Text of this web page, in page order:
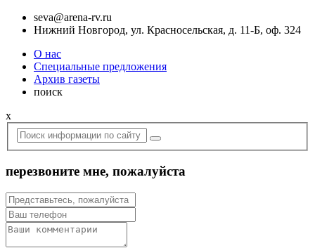
seva@arena-rv.ru
Нижний Новгород, ул. Красносельская, д. 11-Б, оф. 324
О нас
Специальные предложения
Архив газеты
поиск
x
перезвоните мне, пожалуйста